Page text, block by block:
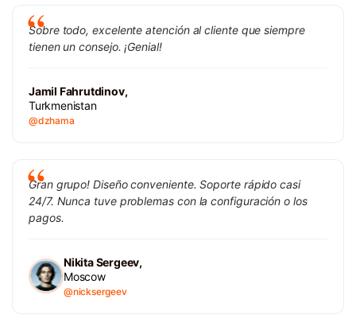
Sobre todo, excelente atención al cliente que siempre
tienen un consejo. ¡Genial!
Jamil Fahrutdinov,
Turkmenistan
@dzhama
Gran grupo! Diseño conveniente. Soporte rápido casi
24/7. Nunca tuve problemas con la configuración o los
pagos.
Nikita Sergeev,
Moscow
@nicksergeev